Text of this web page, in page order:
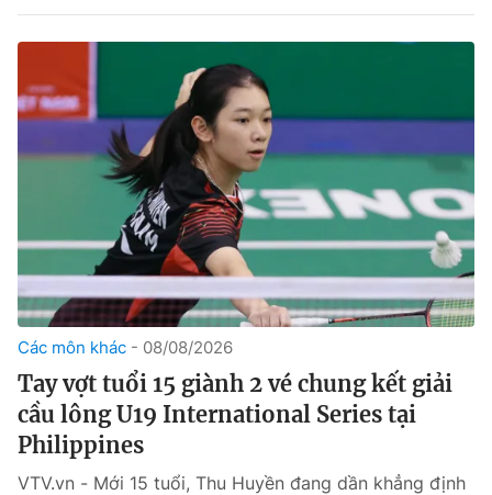
Liên hệ quảng cáo:
0966 196 377
Email:toasoan@vtv.vn
® Cấm sao chép dưới mọi hình thức nếu không có sự chấp
thuận bằng văn bản. Ghi rõ nguồn VTV.vn khi phát hành lại
thông tin từ website này.
Các môn khác 08/08/2026
Tay vợt tuổi 15 giành 2 vé chung kết giải
cầu lông U19 International Series tại
Philippines
VTV.vn - Mới 15 tuổi, Thu Huyền đang dần khẳng định